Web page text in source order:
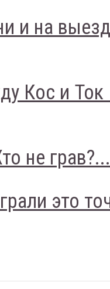
и на
Кос и
не грав?...
это